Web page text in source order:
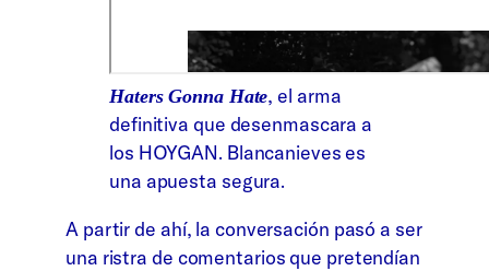
Haters Gonna Hate, el arma
definitiva que desenmascara a
los HOYGAN. Blancanieves es
una apuesta segura.
A partir de ahí, la conversación pasó a ser
una ristra de comentarios que pretendían